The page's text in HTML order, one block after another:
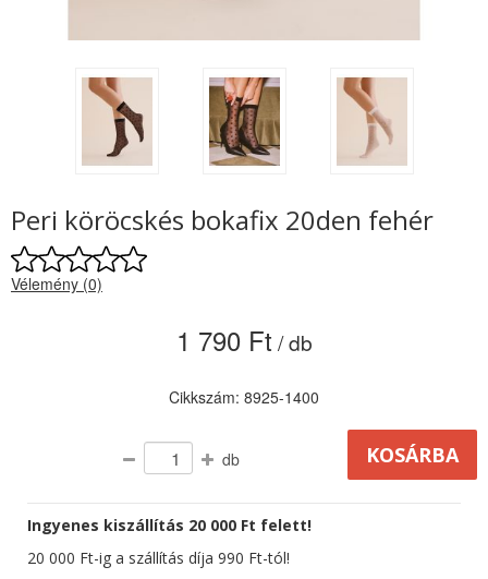
Peri köröcskés bokafix 20den fehér
Vélemény (0)
1 790 Ft / db
Cikkszám: 8925-1400
db
Ingyenes kiszállítás 20 000 Ft felett!
20 000 Ft-ig a szállítás díja 990 Ft-tól!